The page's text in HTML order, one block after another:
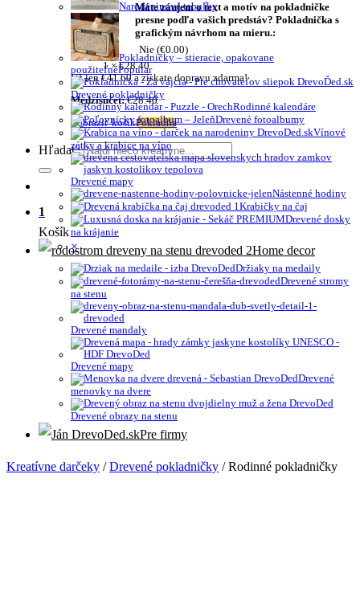
Máte záujem o text a motív na pokladničke
presne podľa vašich predstáv? Pokladnička s
grafickým návrhom na mieru.:
Nie (€0.00)
1 ×€28.40
Už len€41.60a získate dopravu zdarma!
Medzisúčet: €28.40
Zobraziť košíkPokladňa
Hľadať:
1
Košík
×
Narodeninové tabuľky
Pokladničky – stieracie, opakovane
použiteľné
Drevené pokladničky
Rodinné kalendáre
Drevené fotoalbumy
Vínové
zátky a krabice na víno
Drevené mapy
Nástenné hodiny
Krabičky na čaj
Drevené dosky
na krájanie
Home decor
Držiaky na medaily
Drevené stromy
na stenu
Drevené mandaly
Drevené mapy
Drevené
menovky na dvere
Drevené obrazy na stenu
Pre firmy
Kreatívne darčeky / Drevené pokladničky /Rodinné pokladničky